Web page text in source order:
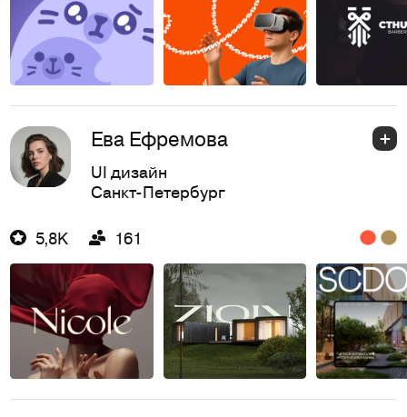
Ева Ефремова
UI дизайн
Санкт-Петербург
5,8K 161